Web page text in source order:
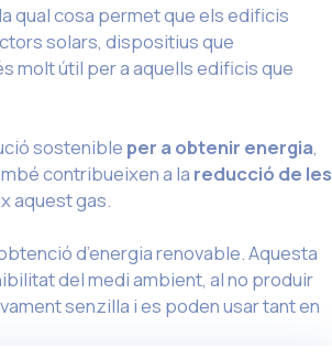
qual cosa permet que els edificis
solars, dispositius que
molt útil per a aquells edificis que
sostenible per a obtenir energia
contribueixen a la reducció de les
aquest gas.
d’energia renovable. Aquesta
del medi ambient, al no produir
senzilla i es poden usar tant en